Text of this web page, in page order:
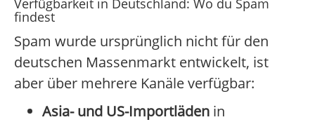
Verfügbarkeit in Deutschland: Wo du Spam
findest
Spam wurde ursprünglich nicht für den
deutschen Massenmarkt entwickelt, ist
aber über mehrere Kanäle verfügbar:
Asia- und US-Importläden in